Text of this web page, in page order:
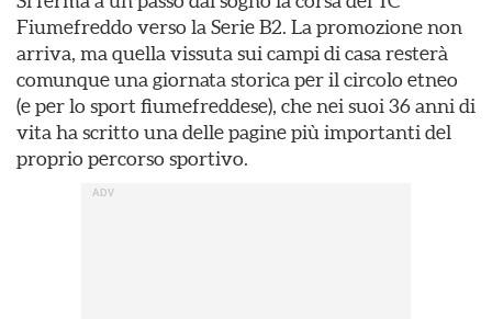
Fiumefreddo verso la Serie B2. La promozione non
arriva, ma quella vissuta sui campi di casa resterà
comunque una giornata storica per il circolo etneo
(e per lo sport fiumefreddese), che nei suoi 36 anni di
vita ha scritto una delle pagine più importanti del
proprio percorso sportivo.